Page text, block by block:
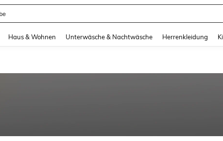
Haus & Wohnen Unterwäsche & Nachtwäsche Herrenkleidung